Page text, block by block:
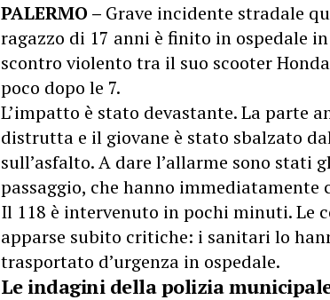
PALERMO – Grave incidente stradale
ragazzo di 17 anni è finito in ospedale
scontro violento tra il suo scooter
poco dopo le 7.
L’impatto è stato devastante. La parte
distrutta e il giovane è stato sbalzato
sull’asfalto. A dare l’allarme sono stati
passaggio, che hanno immediatamente
Il 118 è intervenuto in pochi minuti. Le
apparse subito critiche: i sanitari lo
trasportato d’urgenza in ospedale.
Le indagini della polizia